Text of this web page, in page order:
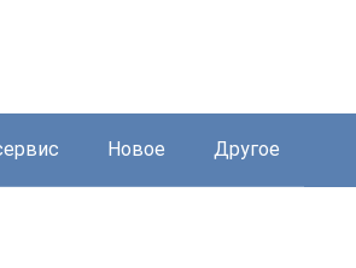
Новое Другое